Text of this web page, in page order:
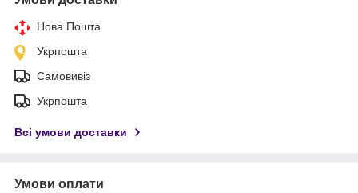
Нова Пошта
Укрпошта
Самовивіз
Укрпошта
Всі умови доставки
Умови оплати